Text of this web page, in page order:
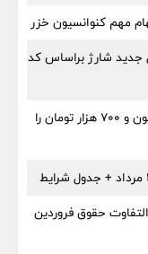
جدید شارژ براساس کد
قیمت طلا امروز ۱۵ مرداد ۱۴۰۵؛ طلا ۱۸ میلیون و ۷۰۰ هزار تومان را
حقوق فروردین